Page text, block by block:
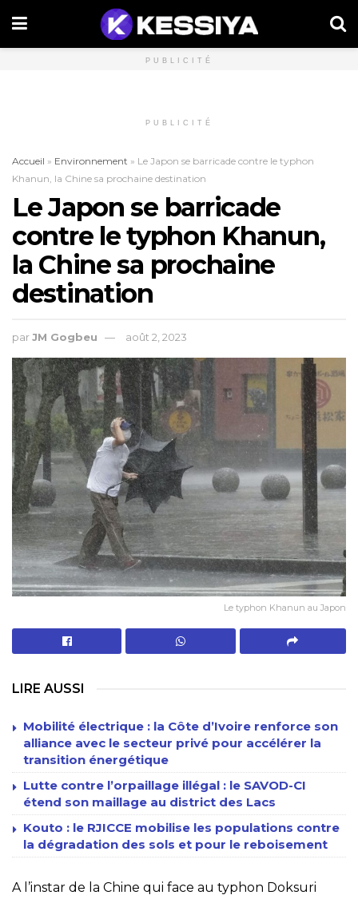
PUBLICITÉ
PUBLICITÉ
Accueil » Environnement » Le Japon se barricade contre le typhon
Khanun, la Chine sa prochaine destination
Le Japon se barricade
contre le typhon Khanun,
la Chine sa prochaine
destination
parJM Gogbeu août 2, 2023
Le typhon Khanun au Japon
LIRE AUSSI
Mobilité électrique : la Côte d’Ivoire renforce son
alliance avec le secteur privé pour accélérer la
transition énergétique
Lutte contre l’orpaillage illégal : le SAVOD-CI
étend son maillage au district des Lacs
Kouto : le RJICCE mobilise les populations contre
la dégradation des sols et pour le reboisement
A l’instar de la Chine qui face au typhon Doksuri